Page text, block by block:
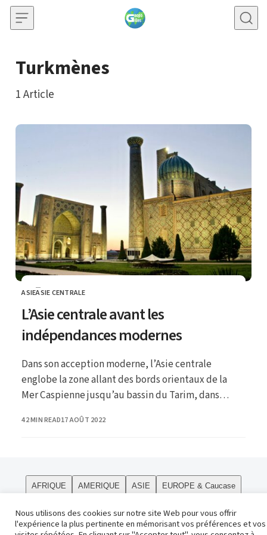
Skip to content
Turkmènes
1Article
CATEGORY
ASIEASIE CENTRALE
L’Asie centrale avant les
indépendances modernes
Dans son acception moderne, l’Asie centrale
englobe la zone allant des bords orientaux de la
Mer Caspienne jusqu’au bassin du Tarim, dans
Mongolie et la Sibérie orientale, sont plutôt
42 MIN READPUBLISHED
17 AOÛT 2022
AFRIQUE AMERIQUE ASIE EUROPE & Caucase
Contact
Nous utilisons des cookies sur notre site Web pour vous offrir
l'expérience la plus pertinente en mémorisant vos préférences et vos